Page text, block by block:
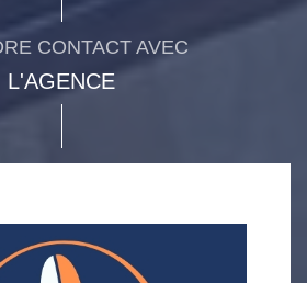
CONTACT AVEC
L'AGENCE